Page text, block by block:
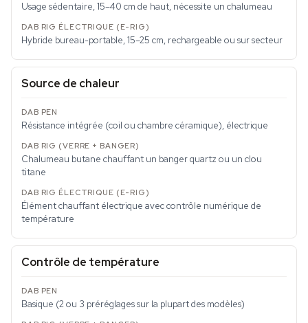
Usage sédentaire, 15–40 cm de haut, nécessite un chalumeau
Hybride bureau-portable, 15–25 cm, rechargeable ou sur secteur
Source de chaleur
Résistance intégrée (coil ou chambre céramique), électrique
Chalumeau butane chauffant un banger quartz ou un clou
titane
Élément chauffant électrique avec contrôle numérique de
température
Contrôle de température
Basique (2 ou 3 préréglages sur la plupart des modèles)